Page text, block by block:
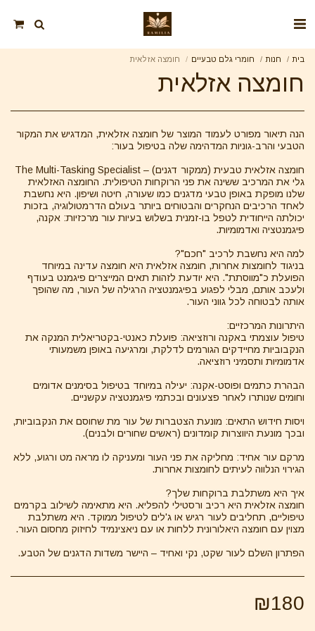
בית חנות חומרי גלם טבעיים חומצה אזלאית
חומצה אזלאית
הנה תיאור מפורט לעמוד המוצר של חומצה אזלאית, המדגיש את המקור
גלי את המרכיב ששינה את פני הרוקחות הטיפולית. החומצה האזלאית
שלנו מופקת באופן טבעי מדגנים כמו שעורה, חיטה ושיפון. היא נחשבת
לאחד הרכיבים הנחקרים והבטוחים ביותר בעולם הדרמטולוגיה, בזכות
יכולתה הייחודית לטפל בו-זמנית בשלוש בעיות עור מרכזיות: אקנה,
בניגוד לחומצות אחרות, חומצה אזלאית היא חומצה עדינה במיוחד
הפועלת כ"מווסתת". היא יודעת לזהות תאים המייצרים פיגמנט בעודף
ולעכב אותם, מבלי לפגוע בפיגמנטציה הרגילה של העור, מה שהופך
טיפול עוצמתי באקנה ורוזציאה: פועלת כאנטי-בקטריאלית המנקה את
הנקבוביות מחיידקים הגורמים לדלקת, ומרגיעה באופן משמעותי
הבהרת כתמים ופוסט-אקנה: יעילה במיוחד בטיפול בסימנים אדומים
ויסות חידוש התאים: מונעת הצטברות של עור מת שחוסם את הנקבוביות,
מרקם עור אחיד: מחליקה את פני העור ומעניקה לו מראה מט ורגוע, ללא
חומצה אזלאית היא רכיב ורסטילי להפליא. היא מתאימה לשילוב בקרמים
טיפוליים, תחליבים לעור רגיש או ג'לים לטיפול ממוקד. היא משתלבת
הפתרון השלם לעור שקט, נקי ואחיד – היישר משדות הדגנים של הטבע.
₪180